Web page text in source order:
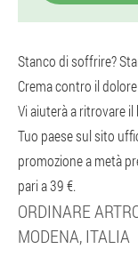
Stanco di soffrire?
Crema contro il
Vi aiuterà a ritrovare
Tuo paese sul sito
promozione a metà
pari a 39 €.
ORDINARE
MODENA, ITALIA